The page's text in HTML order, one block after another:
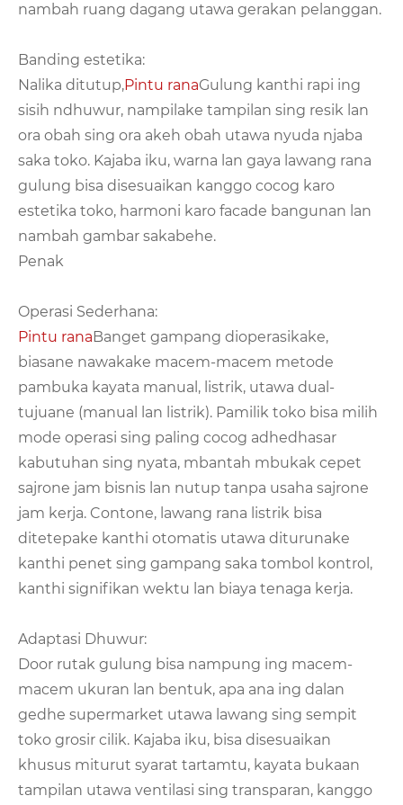
nambah ruang dagang utawa gerakan pelanggan.
Banding estetika:
Nalika ditutup,Pintu ranaGulung kanthi rapi ing
sisih ndhuwur, nampilake tampilan sing resik lan
ora obah sing ora akeh obah utawa nyuda njaba
saka toko. Kajaba iku, warna lan gaya lawang rana
gulung bisa disesuaikan kanggo cocog karo
estetika toko, harmoni karo facade bangunan lan
nambah gambar sakabehe.
Penak
Operasi Sederhana:
Pintu ranaBanget gampang dioperasikake,
biasane nawakake macem-macem metode
pambuka kayata manual, listrik, utawa dual-
tujuane (manual lan listrik). Pamilik toko bisa milih
mode operasi sing paling cocog adhedhasar
kabutuhan sing nyata, mbantah mbukak cepet
sajrone jam bisnis lan nutup tanpa usaha sajrone
jam kerja. Contone, lawang rana listrik bisa
ditetepake kanthi otomatis utawa diturunake
kanthi penet sing gampang saka tombol kontrol,
kanthi signifikan wektu lan biaya tenaga kerja.
Adaptasi Dhuwur:
Door rutak gulung bisa nampung ing macem-
macem ukuran lan bentuk, apa ana ing dalan
gedhe supermarket utawa lawang sing sempit
toko grosir cilik. Kajaba iku, bisa disesuaikan
khusus miturut syarat tartamtu, kayata bukaan
tampilan utawa ventilasi sing transparan, kanggo